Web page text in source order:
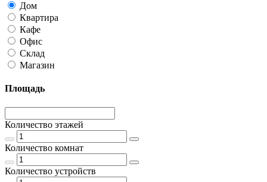
Дом
Квартира
Кафе
Офис
Склад
Магазин
Площадь
Количество этажей
Количество комнат
Количество устройств